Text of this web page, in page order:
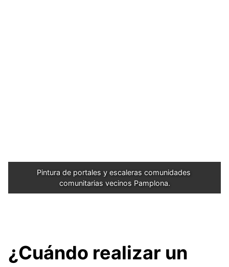
Pintura de portales y escaleras comunidades
comunitarias vecinos Pamplona.
¿Cuándo realizar un